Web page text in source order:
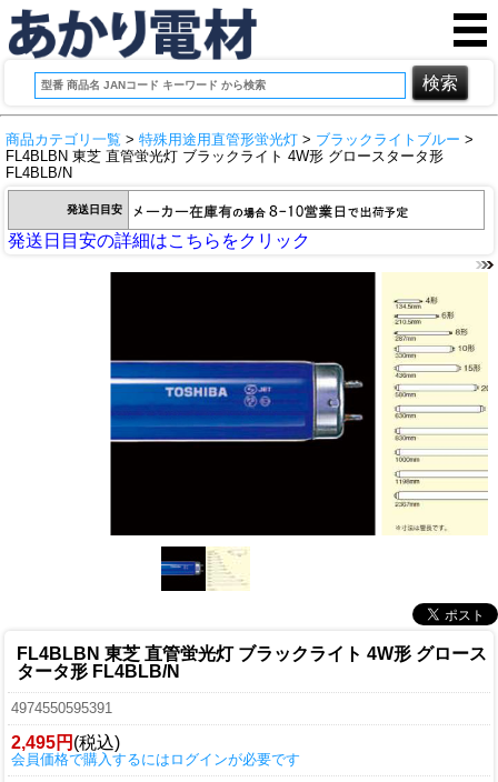
商品カテゴリ一覧 > 特殊用途用直管形蛍光灯 > ブラックライトブルー >
FL4BLBN 東芝 直管蛍光灯 ブラックライト 4W形 グロースタータ形
FL4BLB/N
発送日目安
発送日目安の詳細はこちらをクリック
FL4BLBN 東芝 直管蛍光灯 ブラックライト 4W形 グロース
タータ形 FL4BLB/N
4974550595391
2,495円 (税込)
会員価格で購入するにはログインが必要です